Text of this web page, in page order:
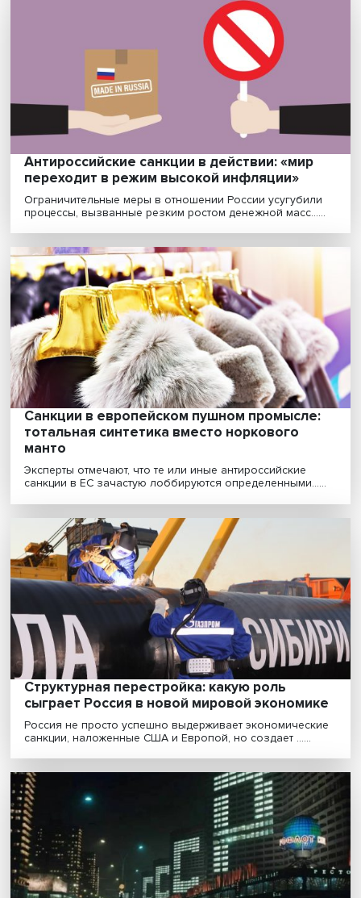
Иран под санкциями: секторальное
и выживание в условиях изоляции
Иран, крупное государство Среднего Востока, живет
условиях санкций разного масштаба и степени ж......
политика помогает работать экономике в
условиях ограничений
Развитие конкуренции и снятие барьеров для
предпринимательской деятельности позволяет
м......
«Бьют по нам, а больно им»: к чему
антироссийские санкции
С какими трудностями столкнулась европейская
промышленность после введения антироссийских